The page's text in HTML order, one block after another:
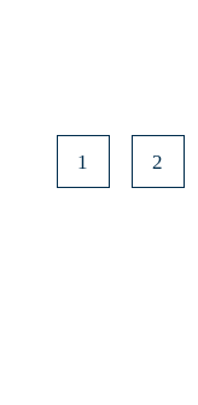
1 2